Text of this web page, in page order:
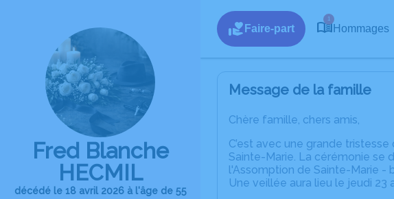
Fred Blanche
HECMIL
décédé le 18 avril 2026 à l'âge de 55
Faire-part
1
Hommages
Message de la famille
Chère famille, chers amis,
C’est avec une grande
Sainte-Marie. La cérémonie se
l'Assomption de Sainte-Marie -
Une veillée aura lieu le jeudi 23